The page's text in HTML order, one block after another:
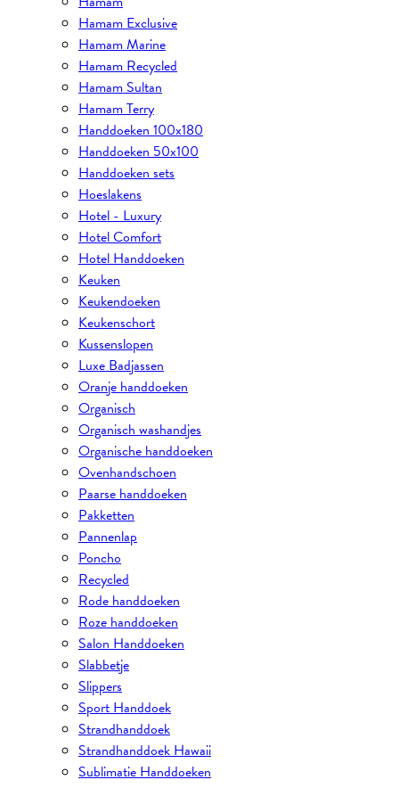
Hamam Exclusive
Hamam Marine
Hamam Recycled
Hamam Sultan
Hamam Terry
Handdoeken 100x180
Handdoeken 50x100
Handdoeken sets
Hoeslakens
Hotel - Luxury
Hotel Comfort
Hotel Handdoeken
Keuken
Keukendoeken
Keukenschort
Kussenslopen
Luxe Badjassen
Oranje handdoeken
Organisch
Organisch washandjes
Organische handdoeken
Ovenhandschoen
Paarse handdoeken
Pakketten
Pannenlap
Poncho
Recycled
Rode handdoeken
Roze handdoeken
Salon Handdoeken
Slabbetje
Slippers
Sport Handdoek
Strandhanddoek
Strandhanddoek Hawaii
Sublimatie Handdoeken